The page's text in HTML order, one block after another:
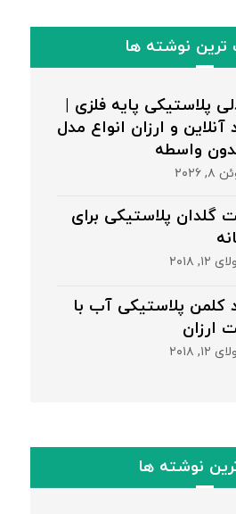
نوشته ها
پلاستیکی پایه فلزی |
آنلاین و ارزان انواع مدل
واسطه
۲۰۲۶
گلدان پلاستیکی برای
۱۲, ۲۰۱۸
کلمن پلاستیکی آب با
ارزان
۱۲, ۲۰۱۸
نوشته ها